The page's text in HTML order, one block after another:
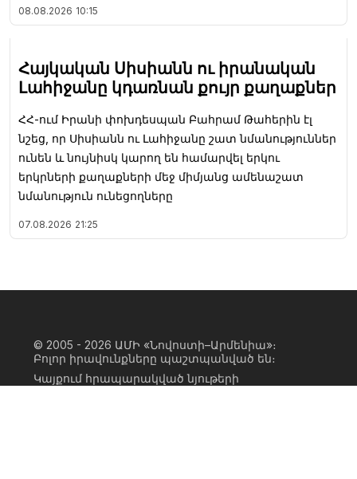
08.08.2026 10:15
Հայկական Սիսիանն ու իրանական
Լահիջանը կդառնան քույր քաղաքներ
ՀՀ-ում Իրանի փոխդեսպան Բահրամ Թահերին էլ
նշեց, որ Սիսիանն ու Լահիջանը շատ նմանություններ
ունեն և նույնիսկ կարող են համարվել երկու
երկրների քաղաքների մեջ միմյանց ամենաշատ
նմանություն ունեցողները
07.08.2026 21:25
© 2005 - 2026 ԱՄԻ «Նովոստի–Արմենիա»։
Բոլոր իրավունքները պաշտպանված են։
Կայքում հրապարակված նյութերի